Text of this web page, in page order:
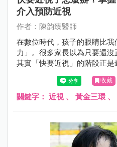
介入預防近視
作者：陳韵臻醫師
在數位時代，孩子的眼睛比
力」。很多家長以為只要還
其實「快要近視」的階段正是
小延長往往在不知不覺中發
能快速加深，甚至發展成中
症風險。
收藏
關鍵字： 近視 、 黃金三環 、